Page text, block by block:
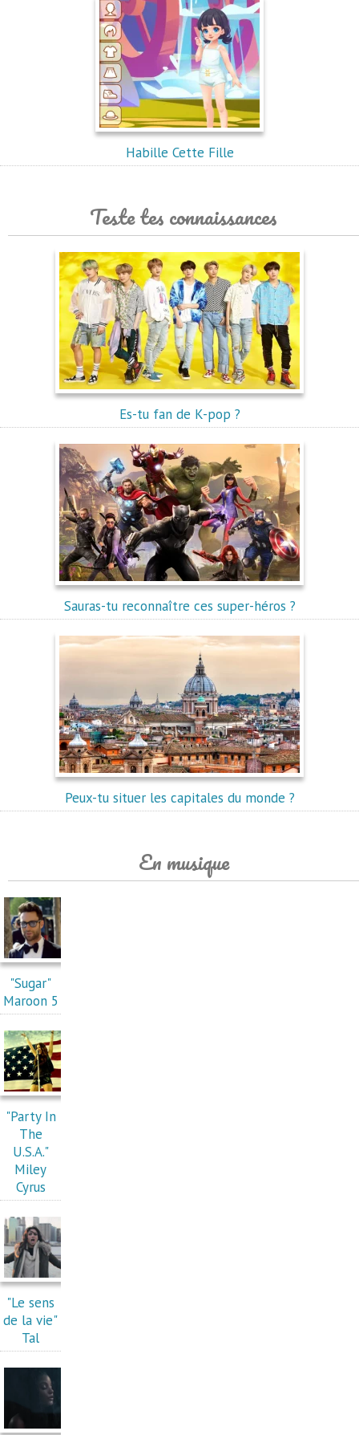
Habille Cette Fille
Teste tes connaissances
Es-tu fan de K-pop ?
Sauras-tu reconnaître ces super-héros ?
Peux-tu situer les capitales du monde ?
En musique
"Sugar"
Maroon 5
"Party In
The
U.S.A."
Miley
Cyrus
"Le sens
de la vie"
Tal